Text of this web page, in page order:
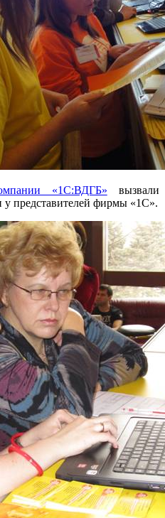
«1С:ВДГБ» вызвали
у представителей фирмы «1С».